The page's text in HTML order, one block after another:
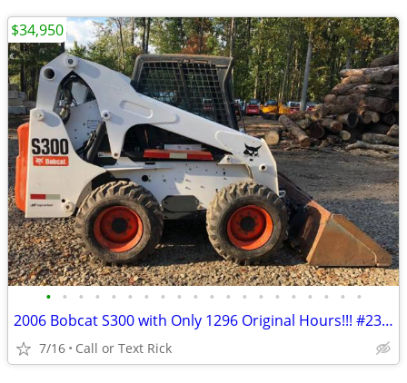
• • • • • • • • • • • • • • • • • • • •
2006 Bobcat S300 with Only 1296 Original Hours!!! #2375
7/16 Call or Text Rick
$34,950